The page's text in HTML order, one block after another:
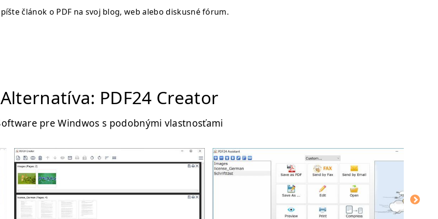
článok o PDF na svoj blog, web alebo diskusné fórum.
Alternatíva: PDF24 Creator
pre Windwos s podobnými vlastnosťami